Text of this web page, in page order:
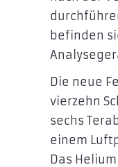
befinden
Die neue
vierzehn
sechs
einem
Das